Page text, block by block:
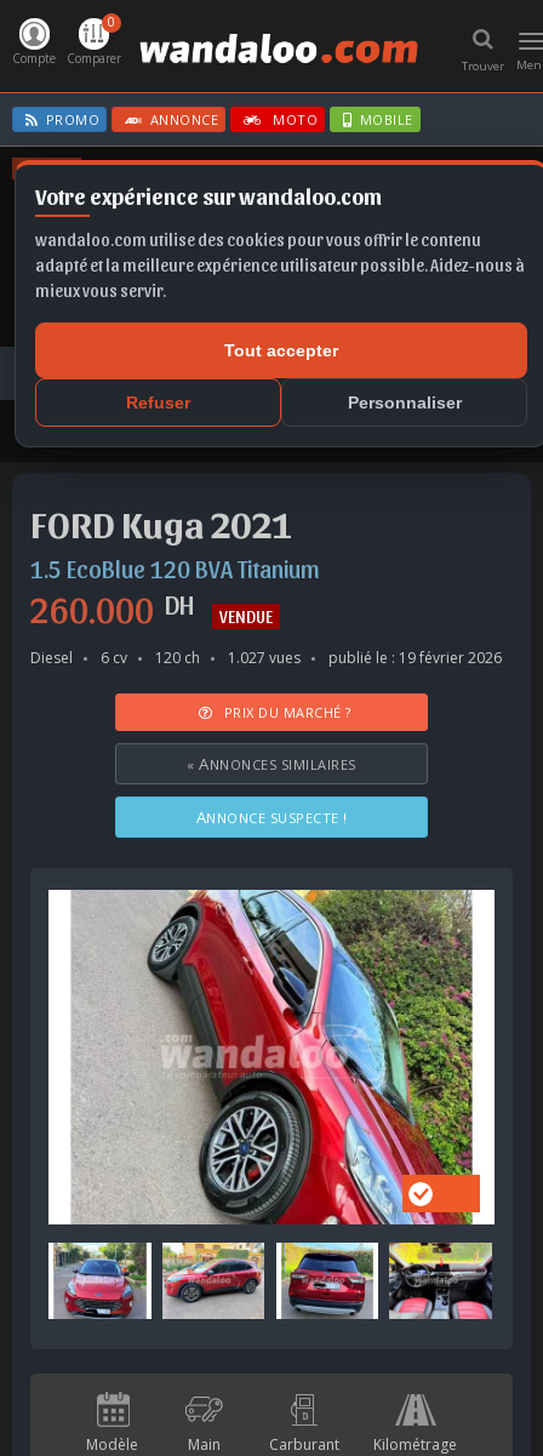
Votre expérience sur wandaloo.com
wandaloo.com utilise des cookies pour vous offrir le contenu
adapté et la meilleure expérience utilisateur possible. Aidez-nous à
mieux vous servir.
Tout accepter
Refuser Personnaliser
Trouver
Compte
0
Comparer
PROMO ANNONCE MOTO MOBILE
OFFRES
Q5
Toutes les annonces
FORD Kuga 2021 Diesel Occasion Casablanca Maroc
FORD Kuga 2021
1.5 EcoBlue 120 BVA Titanium
260.000 DH
VENDUE
Diesel
6 cv 120 ch 1.027 vues publié le : 19 février 2026
PRIX DU MARCHÉ ?
« ANNONCES SIMILAIRES
ANNONCE SUSPECTE !
Modèle
Main
Carburant
Kilométrage